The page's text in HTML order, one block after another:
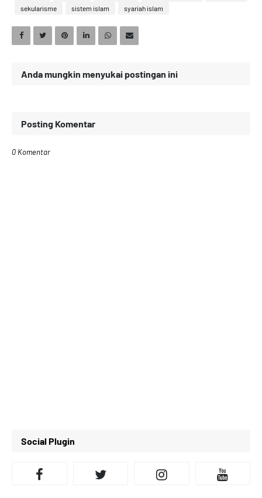
sekularisme
sistem islam syariah islam
Anda mungkin menyukai postingan ini
Posting Komentar
0 Komentar
Social Plugin